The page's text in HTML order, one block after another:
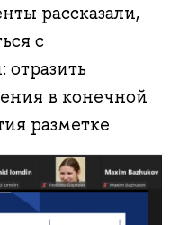
рассказали,
с
отразить
в конечной
разметке